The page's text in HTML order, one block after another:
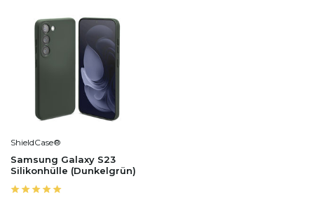
ShieldCase®
Samsung Galaxy S23
Silikonhülle (Dunkelgrün)